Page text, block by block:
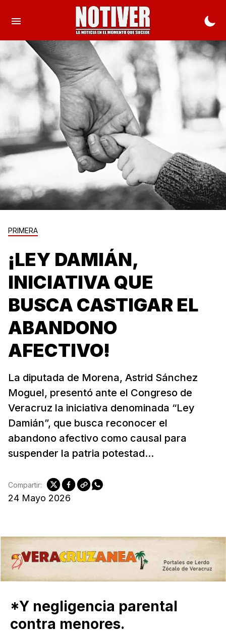
PRIMERA
¡LEY DAMIÁN,
INICIATIVA QUE
BUSCA CASTIGAR EL
ABANDONO
AFECTIVO!
La diputada de Morena, Astrid Sánchez
Moguel, presentó ante el Congreso de
Veracruz la iniciativa denominada “Ley
Damián”, que busca reconocer el
abandono afectivo como causal para
suspender la patria potestad...
24 Mayo 2026
Compartir:
*Y negligencia parental
contra menores.